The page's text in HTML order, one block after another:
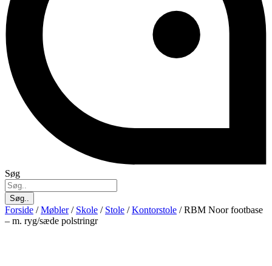
Søg
Søg..
Forside /Møbler/ Skole / Stole /Kontorstole / RBM Noor footbase
– m. ryg/sæde polstringr